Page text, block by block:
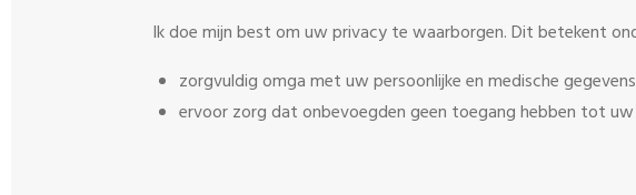
Ik doe mijn best om uw privacy te waarborgen. Dit betekent
zorgvuldig omga met uw persoonlijke en medische gegevens
ervoor zorg dat onbevoegden geen toegang hebben tot